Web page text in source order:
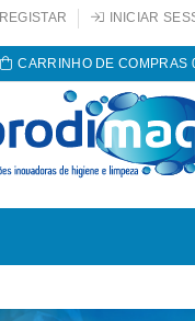
REGISTAR INICIAR
CARRINHO DE COMPRAS